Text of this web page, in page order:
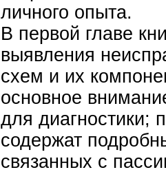
личного опыта.
В первой главе
выявления
схем и их
основное
для диагностики;
содержат
связанных с